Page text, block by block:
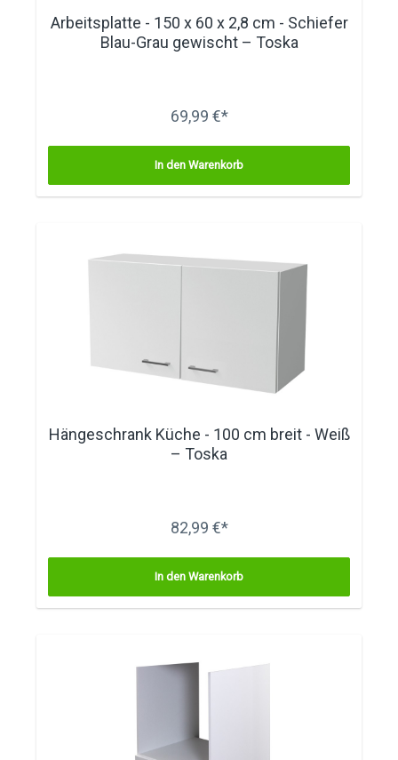
Arbeitsplatte - 150 x 60 x 2,8 cm - Schiefer
Blau-Grau gewischt – Toska
69,99 €*
In den Warenkorb
Hängeschrank Küche - 100 cm breit - Weiß
– Toska
82,99 €*
In den Warenkorb